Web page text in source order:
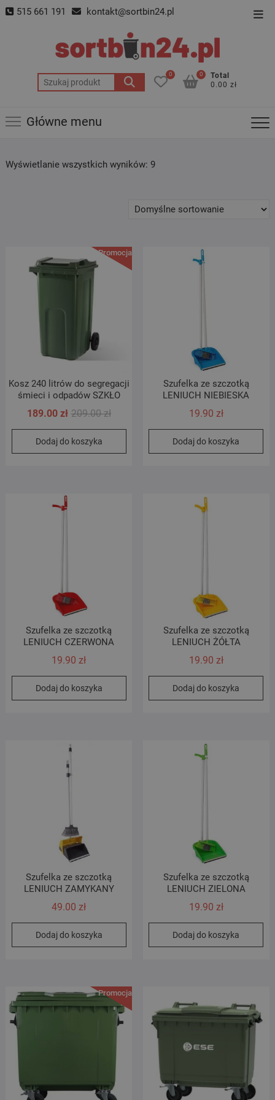
Skip 515 661 191 kontakt@sortbin24.pl
Szukaj:
0
Total
0.00 zł
0
Główne menu
Wyświetlanie wszystkich wyników: 9
Promocja!
Kosz 240 litrów do segregacji
śmieci i odpadów SZKŁO
209.00złPierwotna
cena
209.00 zł.
189.00 zł
Aktualna
cena
189.00 zł.
Dodaj do koszyka
Szufelka ze szczotką
LENIUCH NIEBIESKA
19.90 zł
Dodaj do koszyka
Szufelka ze szczotką
LENIUCH CZERWONA
19.90zł
Dodaj do koszyka
Szufelka ze szczotką
LENIUCH ŻÓŁTA
19.90 zł
Dodaj do koszyka
Szufelka ze szczotką
LENIUCH ZAMYKANY
49.00zł
Dodaj do koszyka
Szufelka ze szczotką
LENIUCH ZIELONA
19.90 zł
Dodaj do koszyka
Promocja!